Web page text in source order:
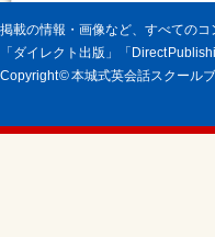
掲載の情報・画像など、すべてのコ
「ダイレクト出版」「Direct
Copyright © 本城式英会話スクール